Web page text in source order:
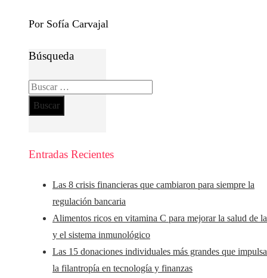
Por Sofía Carvajal
Búsqueda
Buscar:
Entradas Recientes
Las 8 crisis financieras que cambiaron para siempre la
regulación bancaria
Alimentos ricos en vitamina C para mejorar la salud de
y el sistema inmunológico
Las 15 donaciones individuales más grandes que
la filantropía en tecnología y finanzas